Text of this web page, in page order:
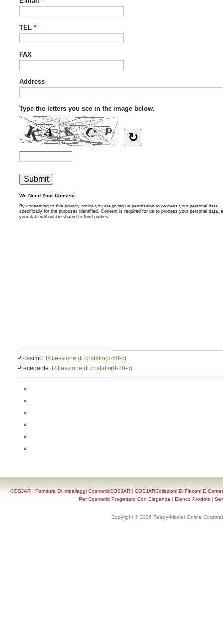
Prossimo: Riflessione di cristallo(d-50-c)
Precedente: Riflessione di cristallo(d-20-c)
COSJAR | Fornitura Di Imballaggi CosmeticiCOSJAR | COSJARCollezioni Di Flaconi E
Per Cosmetici Progettato Con Eleganza | Elenco Prodotti|
Copyright © 2026 Ready-Market Online